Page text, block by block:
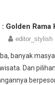
Golden
editor_stylish
banyak
Dan